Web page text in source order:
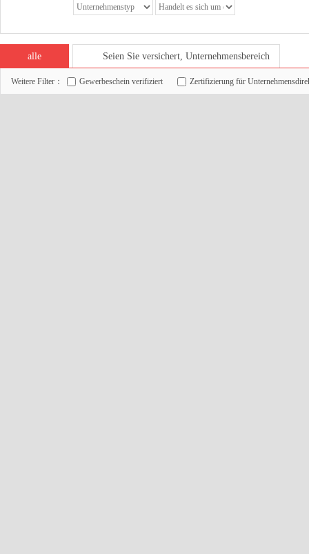
alle Seien Sie versichert, Unternehmensbereich
Weitere Filter： Gewerbeschein verifiziert Zertifizierung für